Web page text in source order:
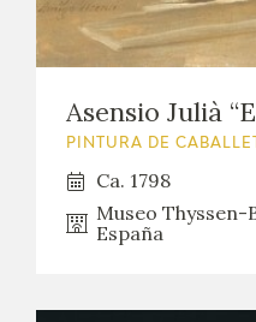
Asensio Julià
PINTURA DE
Ca. 1798
Museo
España